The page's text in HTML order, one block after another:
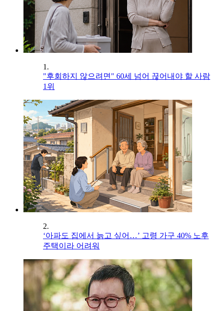
1.
"후회하지 않으려면" 60세 넘어 끊어내야 할 사람
1위
2.
‘아파도 집에서 늙고 싶어…’ 고령 가구 40% 노후
주택이라 어려워